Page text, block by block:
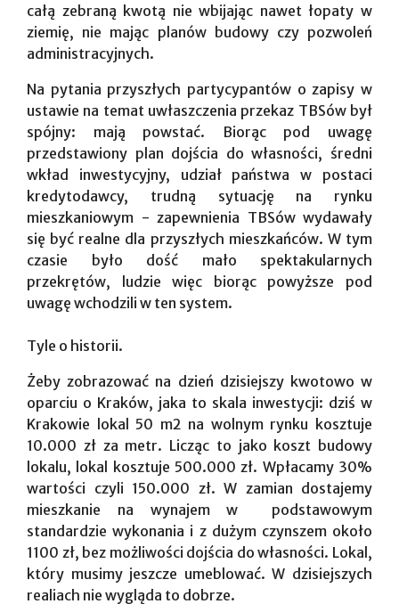
całą zebraną kwotą nie wbijając nawet łopaty w
ziemię, nie mając planów budowy czy pozwoleń
administracyjnych.
Na pytania przyszłych partycypantów o zapisy w
ustawie na temat uwłaszczenia przekaz TBSów był
spójny: mają powstać. Biorąc pod uwagę
przedstawiony plan dojścia do własności, średni
wkład inwestycyjny, udział państwa w postaci
kredytodawcy, trudną sytuację na rynku
mieszkaniowym - zapewnienia TBSów wydawały
się być realne dla przyszłych mieszkańców. W tym
czasie było dość mało spektakularnych
przekrętów, ludzie więc biorąc powyższe pod
uwagę wchodzili w ten system.
Tyle o historii.
Żeby zobrazować na dzień dzisiejszy kwotowo w
oparciu o Kraków, jaka to skala inwestycji: dziś w
Krakowie lokal 50 m2 na wolnym rynku kosztuje
10.000 zł za metr. Licząc to jako koszt budowy
lokalu, lokal kosztuje 500.000 zł. Wpłacamy 30%
wartości czyli 150.000 zł. W zamian dostajemy
mieszkanie na wynajem w podstawowym
standardzie wykonania i z dużym czynszem około
1100 zł, bez możliwości dojścia do własności. Lokal,
który musimy jeszcze umeblować. W dzisiejszych
realiach nie wygląda to dobrze.